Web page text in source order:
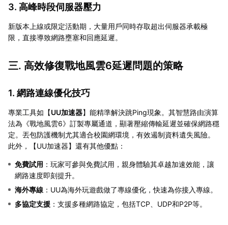
3. 高峰時段伺服器壓力
新版本上線或限定活動期，大量用戶同時存取超出伺服器承載極
限，直接導致網路壅塞和回應延遲。
三. 高效修復戰地風雲6延遲問題的策略
1. 網路連線優化技巧
專業工具如【UU加速器】能精準解決跳Ping現象。其智慧路由演算
法為《戰地風雲6》訂製專屬通道，顯著壓縮傳輸延遲並確保網路穩
定。丟包防護機制尤其適合校園網環境，有效遏制資料遺失風險。
此外，【UU加速器】還有其他優點：
免費試用 ：玩家可參與免費試用，親身體驗其卓越加速效能，讓
網路速度即刻提升。
海外專線 ：UU為海外玩遊戲做了專線優化，快速為你接入專線。
多協定支援 ：支援多種網路協定，包括TCP、UDP和P2P等。